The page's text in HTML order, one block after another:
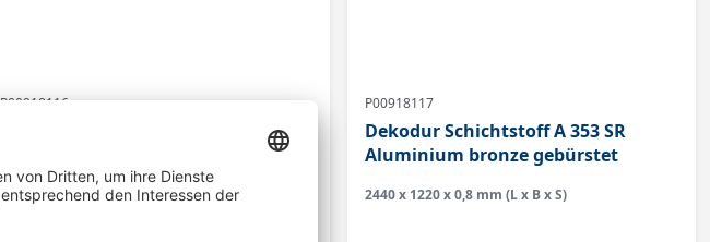
P00918116
2440 x 1220 x 0,8 mm (L x B x S)
P00918117
Dekodur Schichtstoff A 353 SR
Aluminium bronze gebürstet
2440 x 1220 x 0,8 mm (L x B x S)